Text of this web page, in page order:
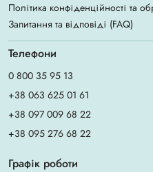
Політика конфіденційності та
Запитання та відповіді (FAQ)
Телефони
0 800 35 95 13
+38 063 625 01 61
+38 097 009 68 22
+38 095 276 68 22
Графік роботи